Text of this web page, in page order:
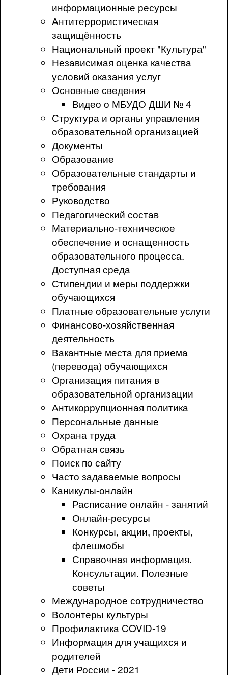
информационные ресурсы
Антитеррористическая
защищённость
Национальный проект "Культура"
Независимая оценка качества
условий оказания услуг
Основные сведения
Видео о МБУДО ДШИ № 4
Структура и органы управления
образовательной организацией
Документы
Образование
Образовательные стандарты и
требования
Руководство
Педагогический состав
Материально-техническое
обеспечение и оснащенность
образовательного процесса.
Доступная среда
Стипендии и меры поддержки
обучающихся
Платные образовательные услуги
Финансово-хозяйственная
деятельность
Вакантные места для приема
(перевода) обучающихся
Организация питания в
образовательной организации
Антикоррупционная политика
Персональные данные
Охрана труда
Обратная связь
Поиск по сайту
Часто задаваемые вопросы
Каникулы-онлайн
Расписание онлайн - занятий
Онлайн-ресурсы
Конкурсы, акции, проекты,
флешмобы
Справочная информация.
Консультации. Полезные
советы
Международное сотрудничество
Волонтеры культуры
Профилактика COVID-19
Информация для учащихся и
родителей
Дети России - 2021